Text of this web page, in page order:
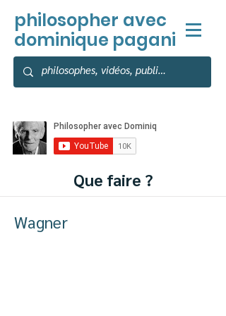
philosopher avec
dominique pagani
Que faire ?
Wagner